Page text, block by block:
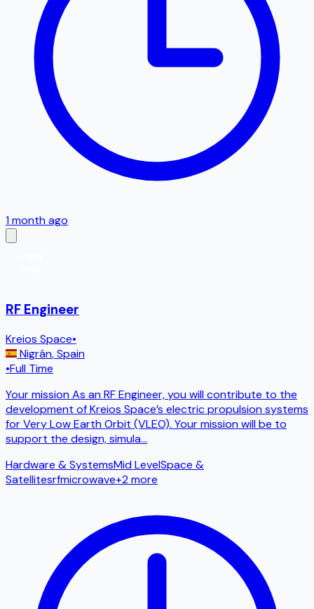
1 month ago
RF Engineer
Kreios Space•
Nigrán,Spain
•Full Time
Your mission As an RF Engineer, you will contribute to the
development of Kreios Space’s electric propulsion systems
for Very Low Earth Orbit (VLEO). Your mission will be to
support the design, simula...
Hardware & SystemsMid LevelSpace &
Satellitesrfmicrowave+2more